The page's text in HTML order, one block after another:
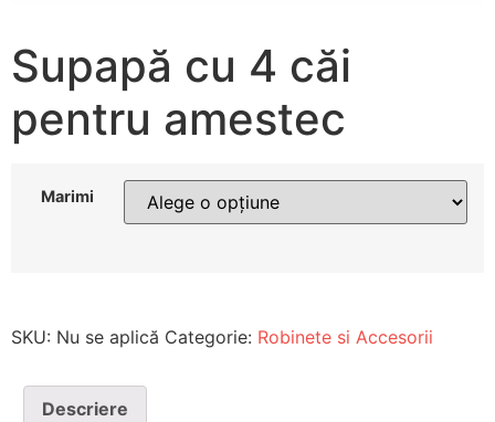
Supapă cu 4 căi
pentru amestec
Marimi
SKU: Nu se aplică Categorie: Robinete si Accesorii
Descriere